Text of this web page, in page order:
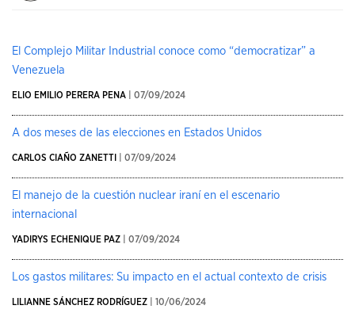
El Complejo Militar Industrial conoce como “democratizar” a
Venezuela
ELIO EMILIO PERERA PENA | 07/09/2024
A dos meses de las elecciones en Estados Unidos
CARLOS CIAÑO ZANETTI | 07/09/2024
El manejo de la cuestión nuclear iraní en el escenario
internacional
YADIRYS ECHENIQUE PAZ | 07/09/2024
Los gastos militares: Su impacto en el actual contexto de crisis
LILIANNE SÁNCHEZ RODRÍGUEZ | 10/06/2024